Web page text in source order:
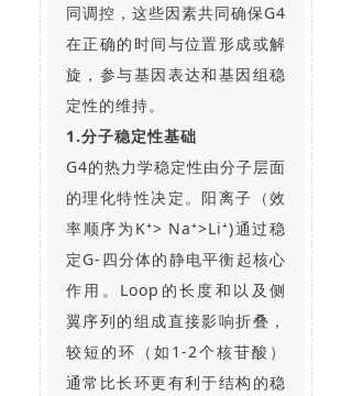
同调控，这些因素共同确保G4
在正确的时间与位置形成或解
旋，参与基因表达和基因组稳
定性的维持。
1.分子稳定性基础
G4的热力学稳定性由分子层面
的理化特性决定。阳离子（效
率顺序为K⁺> Na⁺>Li⁺)通过稳
定G-四分体的静电平衡起核心
作用。Loop的长度和以及侧
翼序列的组成直接影响折叠，
较短的环（如1-2个核苷酸）
通常比长环更有利于结构的稳